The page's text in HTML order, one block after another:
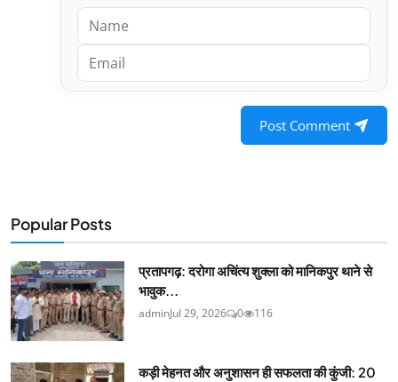
Post Comment
Popular Posts
प्रतापगढ़: दरोगा अचिंत्य शुक्ला को मानिकपुर थाने से
भावुक...
adminJul 29, 2026 0 116
कड़ी मेहनत और अनुशासन ही सफलता की कुंजी: 20